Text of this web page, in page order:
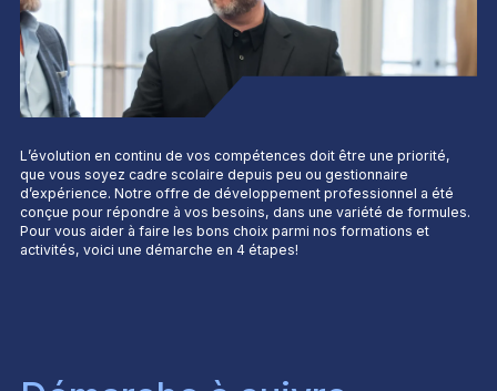
L’évolution en continu de vos compétences doit être une priorité,
que vous soyez cadre scolaire depuis peu ou gestionnaire
d’expérience. Notre offre de développement professionnel a été
conçue pour répondre à vos besoins, dans une variété de formules.
Pour vous aider à faire les bons choix parmi nos formations et
activités, voici une démarche en 4 étapes!